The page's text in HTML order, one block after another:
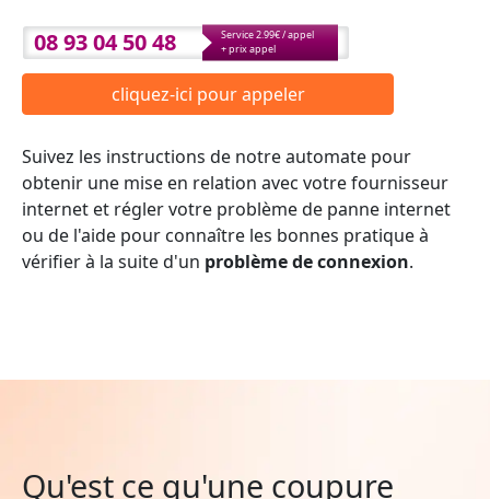
08 93 04 50 48
Service 2.99€ / appel
+ prix appel
cliquez-ici pour appeler
Suivez les instructions de notre automate pour
obtenir une mise en relation avec votre fournisseur
internet et régler votre problème de panne internet
ou de l'aide pour connaître les bonnes pratique à
vérifier à la suite d'un problème de connexion.
Qu'est ce qu'une coupure